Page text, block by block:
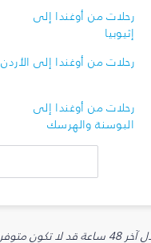
رحلات من أوغندا إلى
إثيوبيا
رحلات من أوغندا إلى الأردن
رحلات من أوغندا إلى
البوسنة والهرسك
الاختيارية.